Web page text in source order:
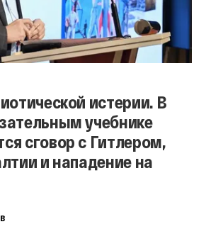
истерии. В
учебнике
сговор с Гитлером,
и нападение на